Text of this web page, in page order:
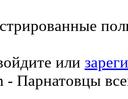
или
- Парнатовцы